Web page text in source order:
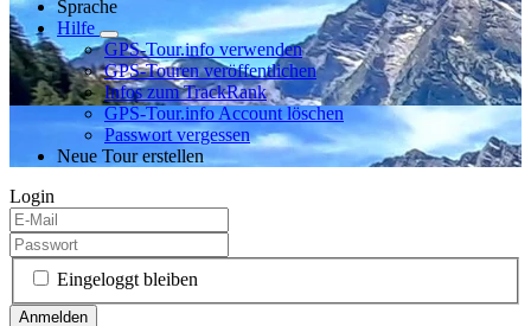
Sprache
Hilfe
GPS-Tour.info verwenden
GPS-Touren veröffentlichen
Infos zum TrackRank
GPS-Tour.info Account löschen
Passwort vergessen
Neue Tour erstellen
Login
Eingeloggt bleiben